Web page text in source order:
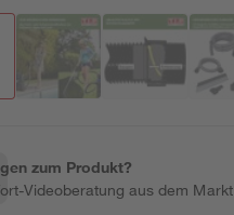
zum Produkt?
Videoberatung aus dem Markt